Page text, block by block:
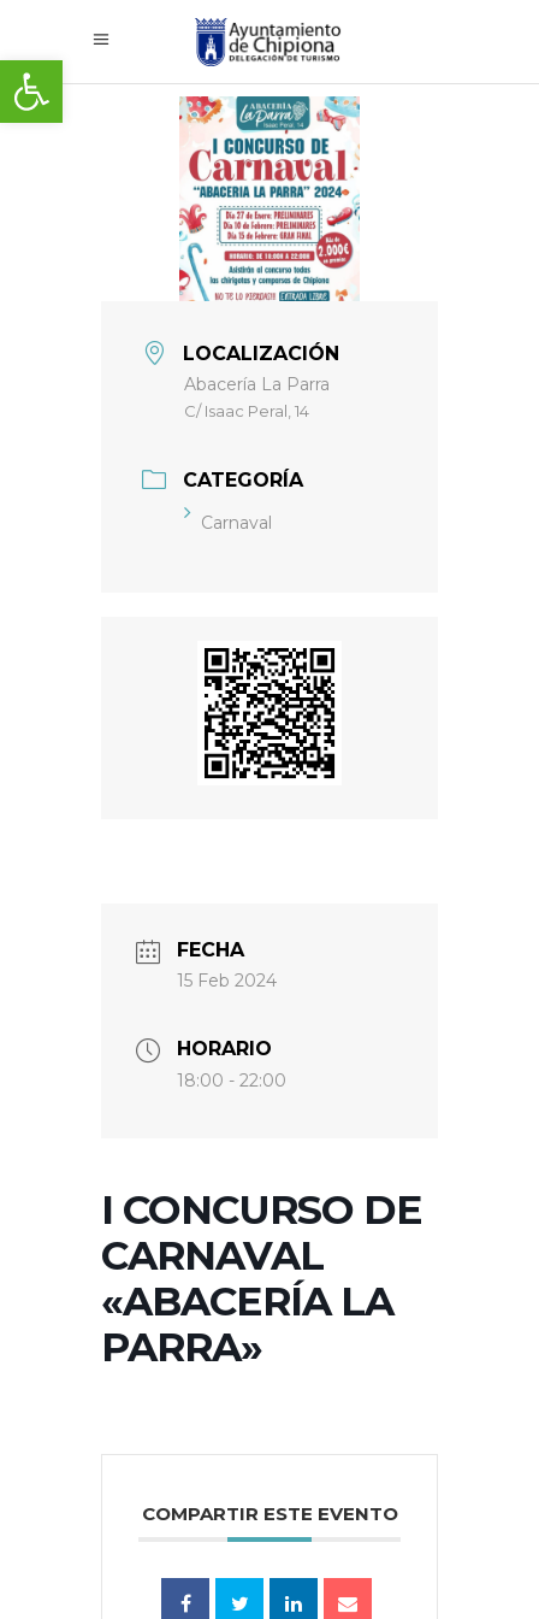
Abrir barra de herramientas
LOCALIZACIÓN
Abacería La Parra
C/ Isaac Peral, 14
CATEGORÍA
Carnaval
FECHA
15 Feb 2024
HORARIO
18:00 - 22:00
I CONCURSO DE
CARNAVAL
«ABACERÍA LA
PARRA»
COMPARTIR ESTE EVENTO